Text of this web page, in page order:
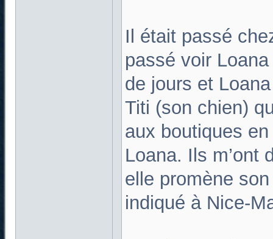
Il était passé
passé voir
de jours et
Titi (son chien)
aux boutiques
Loana. Ils m’ont
elle promène
indiqué à Nice-